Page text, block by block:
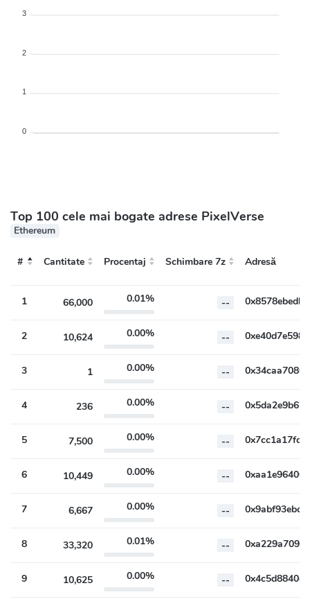
3
2
1
0
Top 100 cele mai bogate adrese PixelVerse
Ethereum
# Cantitate Procentaj Schimbare 7z
Adresă
1
66,000 0.01% --
2 10,624 0.00% --
3 1 0.00% --
4 236 0.00% --
5 7,500 0.00% --
6 10,449 0.00% --
7 6,667 0.00% --
8 33,320 0.01% --
9 10,625 0.00% --